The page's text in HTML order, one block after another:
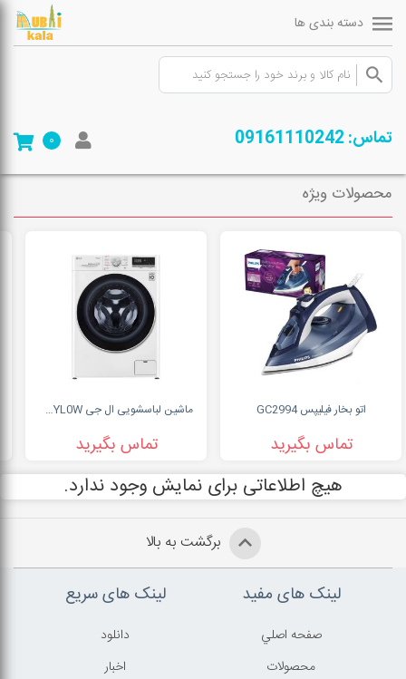
دسته بندی ها
تماس: 09161110242 0
صفحه ی اصلی/فروشگاه/لوازم شخصی برقی گجت های تندرستی
بخور و
رطوبت ساز
محصولات ویژه
اتو بخار فیلیپس GC2994
تماس بگیرید
ماشین لباسشویی ال جی F4R5VYL0W
تماس بگیرید
هیچ اطلاعاتی برای نمایش وجود ندارد.
برگشت به بالا
لینک های مفید
صفحه اصلي
محصولات
لینک های سریع
دانلود
اخبار